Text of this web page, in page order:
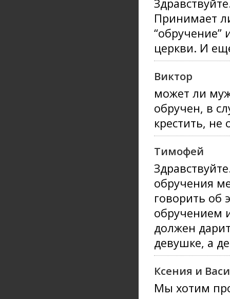
Принимает
“обручение”
церкви. И
Виктор
может ли
обручен, в
крестить, не
Тимофей
обручения
говорить об
обручением
должен
девушке, а
Ксения и
Мы хотим